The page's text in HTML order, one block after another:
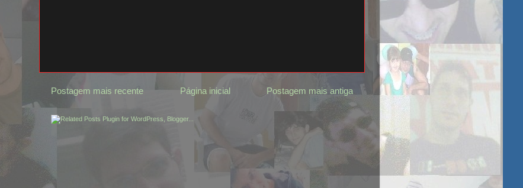
Postagem mais recente Postagem mais antiga
Página inicial